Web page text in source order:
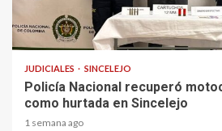
1 min read
JUDICIALES SINCELEJO
Policía Nacional recuperó
como hurtada en Sincelejo
1 semana ago